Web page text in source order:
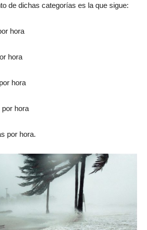
de dichas categorías es la que sigue:
hora
hora
hora
hora
por hora.